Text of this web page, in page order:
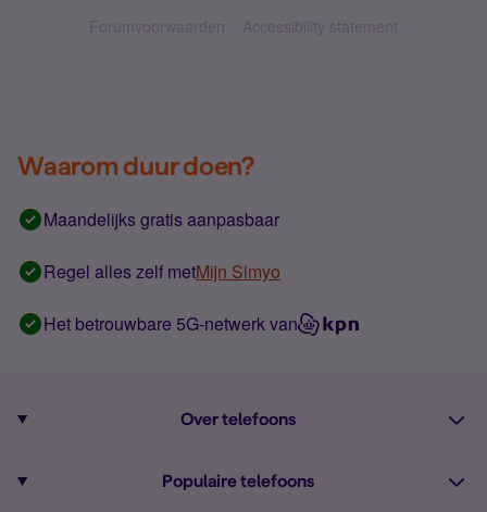
Forumvoorwaarden Accessibility statement
Waarom duur doen?
Maandelijks gratis aanpasbaar
Regel alles zelf metMijn Simyo
Het betrouwbare 5G-netwerk van
Over telefoons
Populaire telefoons